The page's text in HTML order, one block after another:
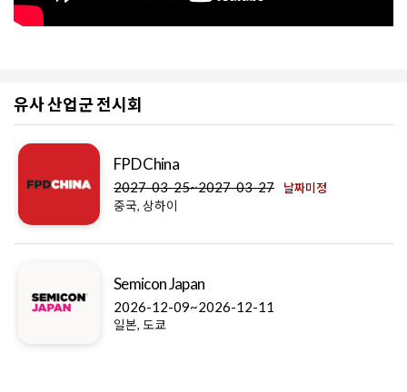
유사 산업군 전시회
FPD China
2027-03-25~2027-03-27 날짜미정
중국, 상하이
Semicon Japan
2026-12-09~2026-12-11
일본, 도쿄